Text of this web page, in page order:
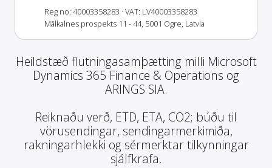
Reg no: 40003358283 · VAT: LV40003358283
Mālkalnes prospekts 11 - 44, 5001 Ogre, Latvia
Heildstæð flutningasamþætting milli Microsoft
Dynamics 365 Finance & Operations og
ARINGS SIA.
Reiknaðu verð, ETD, ETA, CO2; búðu til
vörusendingar, sendingarmerkimiða,
rakningarhlekki og sérmerktar tilkynningar
sjálfkrafa.